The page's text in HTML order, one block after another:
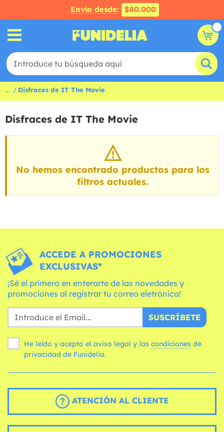
Envío desde: $80.000
... Disfraces de IT The Movie
Disfraces de IT The Movie
No hemos encontrado productos para los
filtros actuales.
ACCEDE A PROMOCIONES
EXCLUSIVAS*
¡Sé el primero en enterarte de las novedades y
promociones al registrar tu correo eletrónico!
SUSCRÍBETE
He leído y acepto el aviso legal y las condiciones
privacidad de Funidelia.
ATENCIÓN AL CLIENTE